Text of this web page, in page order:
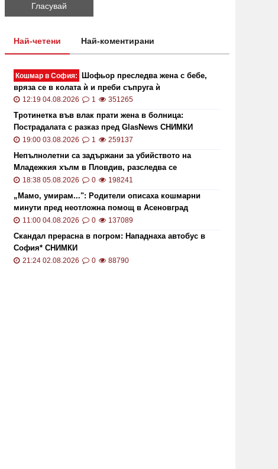
Най-четени Най-коментирани
Кошмар в София:
Шофьор преследва жена с бебе,
вряза се в колата ѝ и преби съпруга ѝ
12:19 04.08.2026 1 351265
Тротинетка във влак прати жена в болница:
Пострадалата с разказ пред GlasNews СНИМКИ
19:00 03.08.2026 1 259137
Непълнолетни са задържани за убийството на
Младежкия хълм в Пловдив, разследва се
хомофобски мотив
18:38 05.08.2026 0 198241
„Мамо, умирам...": Родители описаха кошмарни
минути пред неотложна помощ в Асеновград
11:00 04.08.2026 0 137089
Скандал прерасна в погром: Нападнаха автобус в
София* СНИМКИ
21:24 02.08.2026 0 88790